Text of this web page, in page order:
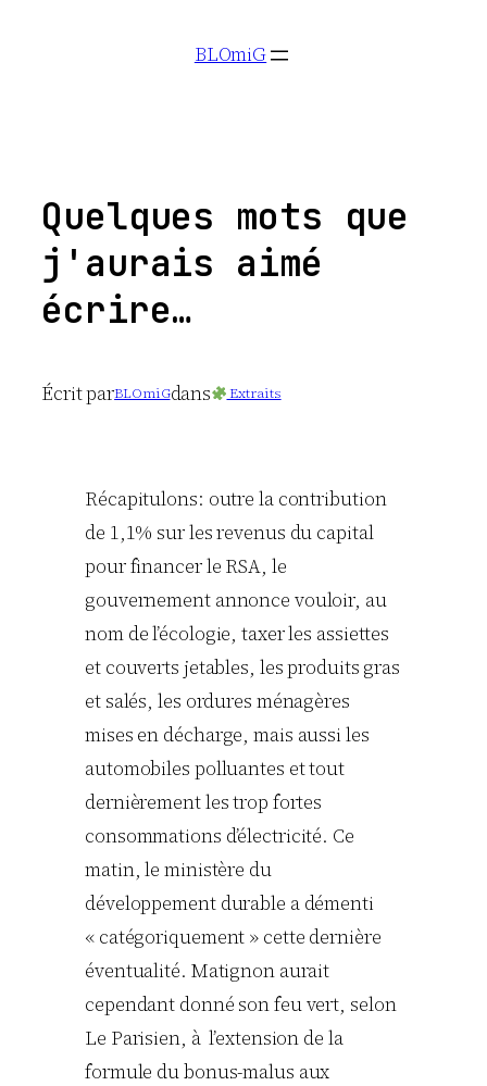
BLOmiG
Quelques mots que
j'aurais aimé
écrire…
Écrit parBLOmiGdans Extraits
Récapitulons: outre la contribution
de 1,1% sur les revenus du capital
pour financer le RSA, le
gouvernement annonce vouloir, au
nom de l’écologie, taxer les assiettes
et couverts jetables, les produits gras
et salés, les ordures ménagères
mises en décharge, mais aussi les
automobiles polluantes et tout
dernièrement les trop fortes
consommations d’électricité. Ce
matin, le ministère du
développement durable a démenti
« catégoriquement » cette dernière
éventualité. Matignon aurait
cependant donné son feu vert, selon
Le Parisien, à l’extension de la
formule du bonus-malus aux